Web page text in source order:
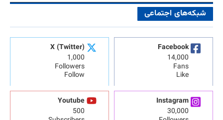
شبکه‌های اجتماعی
Facebook
14,000
Fans
Like
X (Twitter)
1,000
Followers
Follow
Instagram
30,000
Youtube
500